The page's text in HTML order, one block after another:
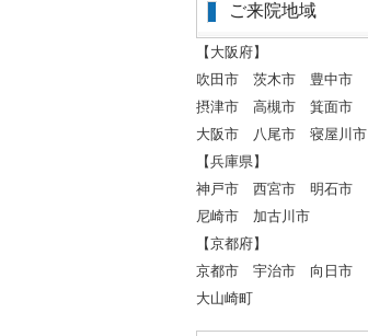
ご来院地域
【大阪府】
吹田市 茨木市 豊中市
摂津市 高槻市 箕面市
大阪市 八尾市 寝屋川市
【兵庫県】
神戸市 西宮市 明石市
尼崎市 加古川市
【京都府】
京都市 宇治市 向日市
大山崎町